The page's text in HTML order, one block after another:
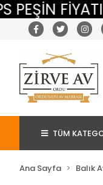
TÜM
Ana Sayfa Balık